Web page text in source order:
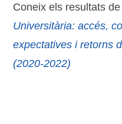
Coneix els resultats de
Universitària: accés,
expectatives i retorns
(2020-2022)